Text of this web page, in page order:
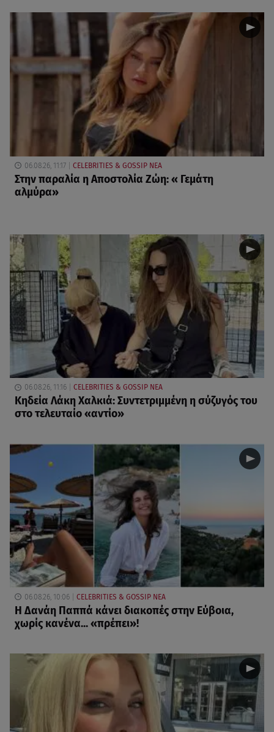
06.08.26, 11:17 CELEBRITIES & GOSSIP ΝΕΑ
Στην παραλία η Αποστολία Ζώη: « Γεμάτη
αλμύρα»
06.08.26, 11:16 CELEBRITIES & GOSSIP ΝΕΑ
Κηδεία Λάκη Χαλκιά: Συντετριμμένη η σύζυγός του
στο τελευταίο «αντίο»
06.08.26, 10:06 CELEBRITIES & GOSSIP ΝΕΑ
Η Δανάη Παππά κάνει διακοπές στην Εύβοια,
χωρίς κανένα... «πρέπει»!